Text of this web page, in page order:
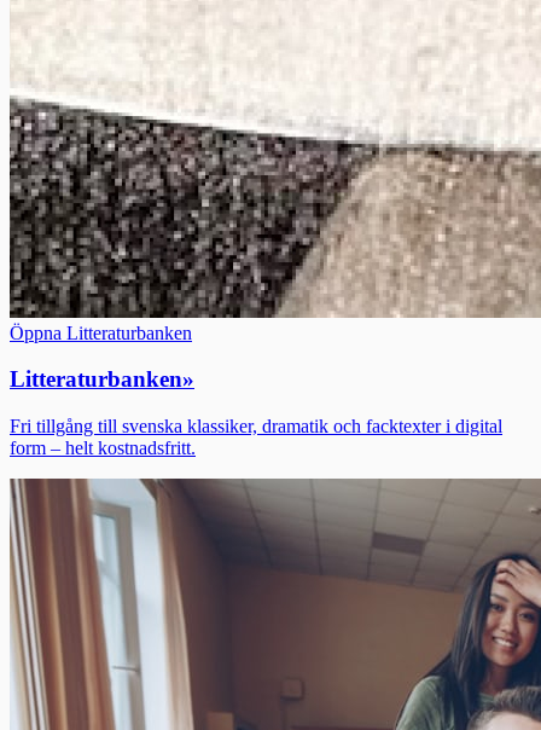
Öppna Litteraturbanken
Litteraturbanken»
Fri tillgång till svenska klassiker, dramatik och facktexter i digital
form – helt kostnadsfritt.